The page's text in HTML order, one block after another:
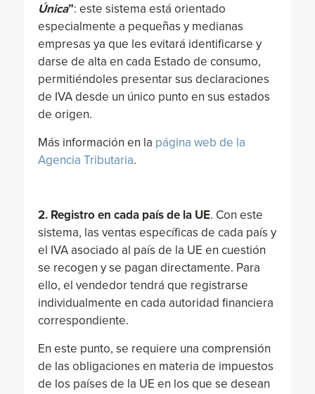
Única”: este sistema está orientado
especialmente a pequeñas y medianas
empresas ya que les evitará identificarse y
darse de alta en cada Estado de consumo,
permitiéndoles presentar sus declaraciones
de IVA desde un único punto en sus estados
de origen.
Más información en la página web de la
Agencia Tributaria.
2. Registro en cada país de la UE. Con este
sistema, las ventas específicas de cada país y
el IVA asociado al país de la UE en cuestión
se recogen y se pagan directamente. Para
ello, el vendedor tendrá que registrarse
individualmente en cada autoridad financiera
correspondiente.
En este punto, se requiere una comprensión
de las obligaciones en materia de impuestos
de los países de la UE en los que se desean